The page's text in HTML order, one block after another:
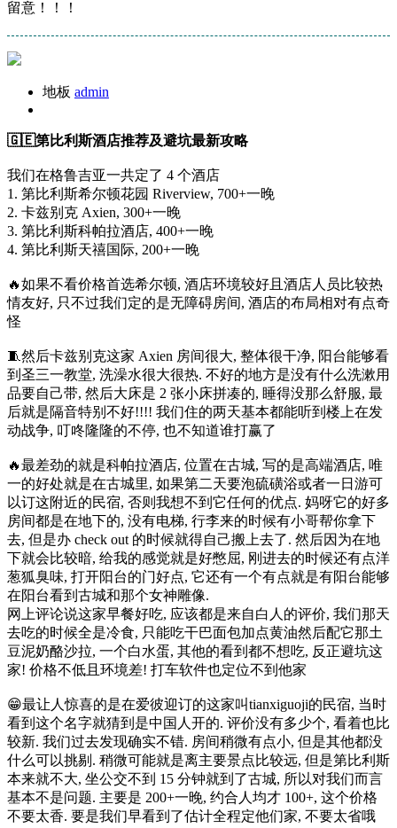
留意！！！
地板 admin
🇬🇪第比利斯酒店推荐及避坑最新攻略
我们在格鲁吉亚一共定了 4 个酒店
1. 第比利斯希尔顿花园 Riverview, 700+一晚
2. 卡兹别克 Axien, 300+一晚
3. 第比利斯科帕拉酒店, 400+一晚
4. 第比利斯天禧国际, 200+一晚
🔥如果不看价格首选希尔顿, 酒店环境较好且酒店人员比较热
情友好, 只不过我们定的是无障碍房间, 酒店的布局相对有点奇
怪
🧵然后卡兹别克这家 Axien 房间很大, 整体很干净, 阳台能够看
到圣三一教堂, 洗澡水很大很热. 不好的地方是没有什么洗漱用
品要自己带, 然后大床是 2 张小床拼凑的, 睡得没那么舒服, 最
后就是隔音特别不好!!!! 我们住的两天基本都能听到楼上在发
动战争, 叮咚隆隆的不停, 也不知道谁打赢了
🔥最差劲的就是科帕拉酒店, 位置在古城, 写的是高端酒店, 唯
一的好处就是在古城里, 如果第二天要泡硫磺浴或者一日游可
以订这附近的民宿, 否则我想不到它任何的优点. 妈呀它的好多
房间都是在地下的, 没有电梯, 行李来的时候有小哥帮你拿下
去, 但是办 check out 的时候就得自己搬上去了. 然后因为在地
下就会比较暗, 给我的感觉就是好憋屈, 刚进去的时候还有点洋
葱狐臭味, 打开阳台的门好点, 它还有一个有点就是有阳台能够
在阳台看到古城和那个女神雕像.
网上评论说这家早餐好吃, 应该都是来自白人的评价, 我们那天
去吃的时候全是冷食, 只能吃干巴面包加点黄油然后配它那土
豆泥奶酪沙拉, 一个白水蛋, 其他的看到都不想吃, 反正避坑这
家! 价格不低且环境差! 打车软件也定位不到他家
😁最让人惊喜的是在爱彼迎订的这家叫tianxiguoji的民宿, 当时
看到这个名字就猜到是中国人开的. 评价没有多少个, 看着也比
较新. 我们过去发现确实不错. 房间稍微有点小, 但是其他都没
什么可以挑剔. 稍微可能就是离主要景点比较远, 但是第比利斯
本来就不大, 坐公交不到 15 分钟就到了古城, 所以对我们而言
基本不是问题. 主要是 200+一晚, 约合人均才 100+, 这个价格
不要太香. 要是我们早看到了估计全程定他们家, 不要太省哦